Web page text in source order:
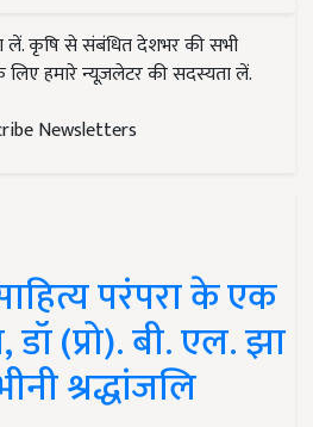
लें. कृषि से संबंधित देशभर की सभी
हमारे न्यूज़लेटर की सदस्यता लें.
Newsletters
परंपरा के एक
(प्रो). बी. एल. झा
श्रद्धांजलि